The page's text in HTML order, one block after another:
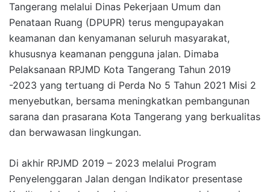
Tangerang melalui Dinas Pekerjaan Umum dan
Penataan Ruang (DPUPR) terus mengupayakan
keamanan dan kenyamanan seluruh masyarakat,
khususnya keamanan pengguna jalan. Dimaba
Pelaksanaan RPJMD Kota Tangerang Tahun 2019
-2023 yang tertuang di Perda No 5 Tahun 2021 Misi 2
menyebutkan, bersama meningkatkan pembangunan
sarana dan prasarana Kota Tangerang yang berkualitas
dan berwawasan lingkungan.
Di akhir RPJMD 2019 – 2023 melalui Program
Penyelenggaran Jalan dengan Indikator presentase